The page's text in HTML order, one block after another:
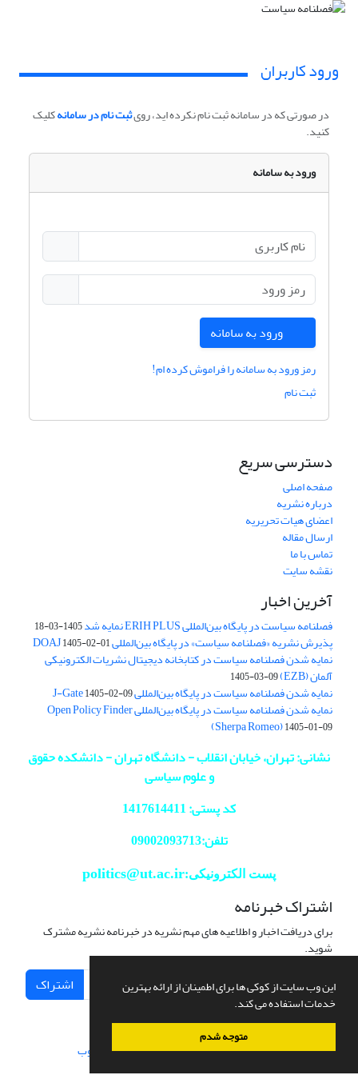
این وب سایت از کوکی ها برای اطمینان از ارائه بهترین
خدمات استفاده می کند.
متوجه شدم
ورود کاربران
در صورتی که در سامانه ثبت نام نکرده اید، رویثبت نام در سامانهکلیک
کنید.
ورود به سامانه
ورود به سامانه
رمز ورود به سامانه را فراموش کرده ام!
ثبت نام
دسترسی سریع
صفحه اصلی
درباره نشریه
اعضای هیات تحریریه
ارسال مقاله
تماس با ما
نقشه سایت
آخرین اخبار
فصلنامه سیاست در پایگاه بین‌المللی ERIH PLUS نمایه شد 1405-03-18
پذیرش نشریه «فصلنامه سیاست» در پایگاه بین‌المللی DOAJ1405-02-01
نمایه شدن فصلنامه سیاست در کتابخانه دیجیتال نشریات الکترونیکی
آلمان (EZB) 1405-03-09
نمایه شدن فصلنامه سیاست در پایگاه بین‌المللی J-Gate1405-02-09
نمایه شدن فصلنامه سیاست در پایگاه بین‌المللی Open Policy Finder
(Sherpa Romeo)1405-01-09
نشانی: تهران، خیابان انقلاب - دانشگاه تهران - دانشکده حقوق
و علوم سیاسی
کد پستی: 1417614411
تلفن:09002093713
پست الکترونیکی:politics@ut.ac.ir
اشتراک خبرنامه
برای دریافت اخبار و اطلاعیه های مهم نشریه در خبرنامه نشریه مشترک
شوید.
اشتراک
سامانه مدیریت نشریات علمی.طراحی و پیاده سازی از سیناوب